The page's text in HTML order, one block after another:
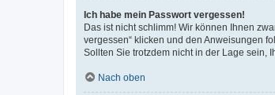
Ich habe mein Passwort vergessen!
Das ist nicht schlimm! Wir können Ihnen
vergessen“ klicken und den Anweisungen
Sollten Sie trotzdem nicht in der Lage sein,
Nach oben